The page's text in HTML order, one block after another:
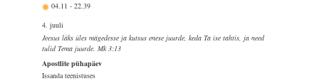
04.11-22.39
4. juuli
Jeesus läks üles mägedesse ja kutsus enese juurde, keda Ta ise tahtis, ja need
tulid Tema juurde. Mk 3:13
Apostlite pühapäev
Issanda teenistuses